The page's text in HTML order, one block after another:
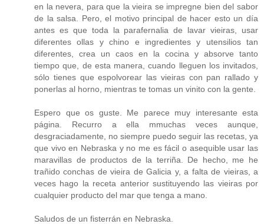
en la nevera, para que la vieira se impregne bien del sabor
de la salsa. Pero, el motivo principal de hacer esto un día
antes es que toda la parafernalia de lavar vieiras, usar
diferentes ollas y chino e ingredientes y utensilios tan
diferentes, crea un caos en la cocina y absorve tanto
tiempo que, de esta manera, cuando lleguen los invitados,
sólo tienes que espolvorear las vieiras con pan rallado y
ponerlas al horno, mientras te tomas un vinito con la gente.
Espero que os guste. Me parece muy interesante esta
página. Recurro a ella mmuchas veces aunque,
desgraciadamente, no siempre puedo seguir las recetas, ya
que vivo en Nebraska y no me es fácil o asequible usar las
maravillas de productos de la terriña. De hecho, me he
trañido conchas de vieira de Galicia y, a falta de vieiras, a
veces hago la receta anterior sustituyendo las vieiras por
cualquier producto del mar que tenga a mano.
Saludos de un fisterrán en Nebraska.